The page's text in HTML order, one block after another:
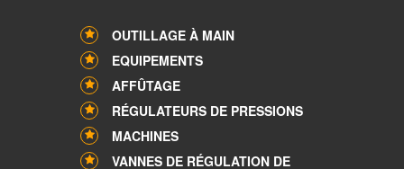
OUTILLAGE À MAIN
EQUIPEMENTS
AFFÛTAGE
RÉGULATEURS DE PRESSIONS
MACHINES
VANNES DE RÉGULATION DE